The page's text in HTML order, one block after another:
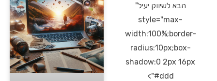
הבא לשיווק יעיל"
style="max-
width:100%;border-
radius:10px;box-
shadow:0 2px 16px
#ddd">